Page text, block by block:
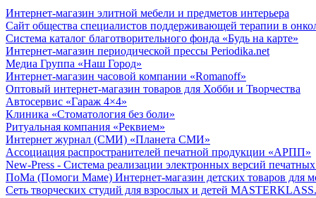
Интернет-магазин элитной мебели и предметов интерьера
Сайт общества специалистов поддерживающей терапии в
Система каталог благотворительного фонда «Будь на карте»
Интернет-магазин периодической прессы Periodika.net
Медиа Группа «Наш Город»
Интернет-магазин часовой компании «Romanoff»
Оптовый интернет-магазин товаров для Хобби и Творчества
Автосервис «Гараж 4×4»
Клиника «Стоматология без боли»
Ритуальная компания «Реквием»
Интернет журнал (СМИ) «Планета СМИ»
Ассоциация распространителей печатной продукции «АРПП»
New-Press - Система реализации электронных версий
ПоМа (Помоги Маме) Интернет-магазин детских товаров для
Сеть творческих студий для взрослых и детей